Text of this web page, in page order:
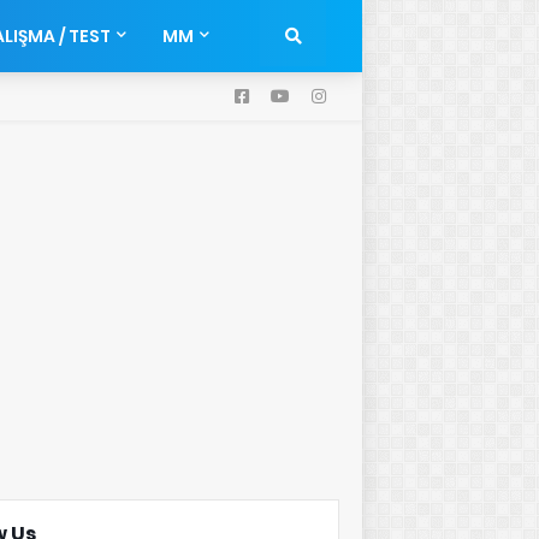
/ TEST MM